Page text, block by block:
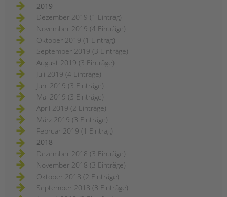
2019
Dezember 2019 (1 Eintrag)
November 2019 (4 Einträge)
Oktober 2019 (1 Eintrag)
September 2019 (3 Einträge)
August 2019 (3 Einträge)
Juli 2019 (4 Einträge)
Juni 2019 (3 Einträge)
Mai 2019 (3 Einträge)
April 2019 (2 Einträge)
März 2019 (3 Einträge)
Februar 2019 (1 Eintrag)
2018
Dezember 2018 (3 Einträge)
November 2018 (3 Einträge)
Oktober 2018 (2 Einträge)
September 2018 (3 Einträge)